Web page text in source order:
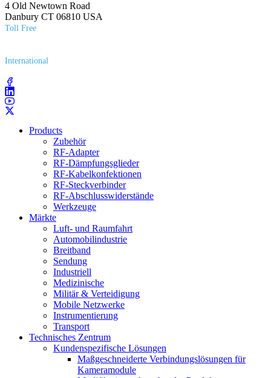
4 Old Newtown Road
Danbury CT 06810 USA
Toll Free
International
Products
Zubehör
RF-Adapter
RF-Dämpfungsglieder
RF-Kabelkonfektionen
RF-Steckverbinder
RF-Abschlusswiderstände
Werkzeuge
Märkte
Luft- und Raumfahrt
Automobilindustrie
Breitband
Sendung
Industriell
Medizinische
Militär & Verteidigung
Mobile Netzwerke
Instrumentierung
Transport
Technisches Zentrum
Kundenspezifische Lösungen
Maßgeschneiderte Verbindungslösungen für
Kameramodule